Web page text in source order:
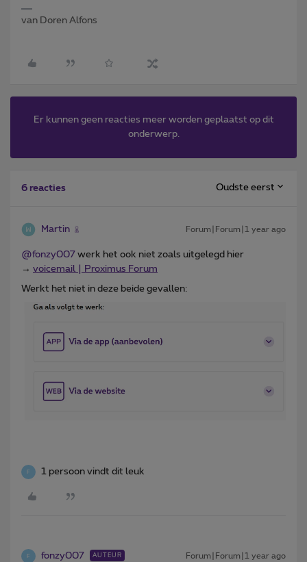
van Doren Alfons
Er kunnen geen reacties meer worden geplaatst op dit
onderwerp.
6 reacties Oudste eerst
Martin Forum|Forum|1 year ago
@fonzy007 werk het ook niet zoals uitgelegd hier
→ voicemail | Proximus Forum
Werkt het niet in deze beide gevallen:
F 1 persoon vindt dit leuk
F fonzy007 AUTEUR Forum|Forum|1 year ago